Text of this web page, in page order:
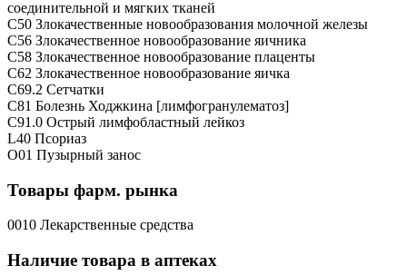
соединительной и мягких тканей
C50 Злокачественные новообразования молочной железы
C56 Злокачественное новообразование яичника
C58 Злокачественное новообразование плаценты
C62 Злокачественное новообразование яичка
C69.2 Сетчатки
C81 Болезнь Ходжкина [лимфогранулематоз]
C91.0 Острый лимфобластный лейкоз
L40 Псориаз
O01 Пузырный занос
Товары фарм. рынка
0010 Лекарственные средства
Наличие товара в аптеках